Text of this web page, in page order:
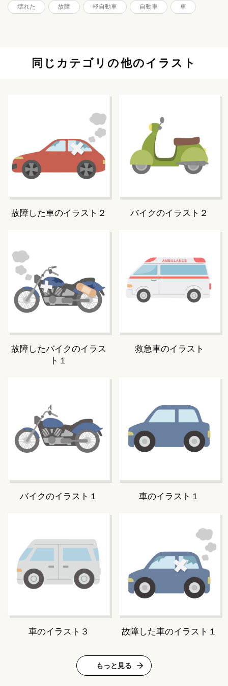
壊れた 故障 軽自動車 自動車 車
同じカテゴリの他のイラスト
故障した車のイラスト２ バイクのイラスト２
故障したバイクのイラス
ト１
救急車のイラスト
バイクのイラスト１ 車のイラスト１
車のイラスト３ 故障した車のイラスト１
もっと見る